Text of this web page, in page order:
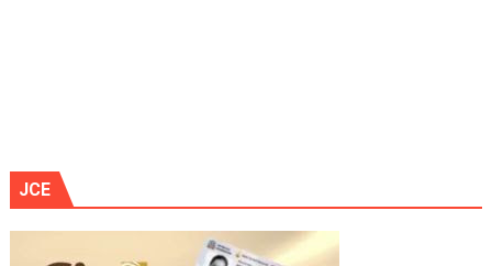
JCE